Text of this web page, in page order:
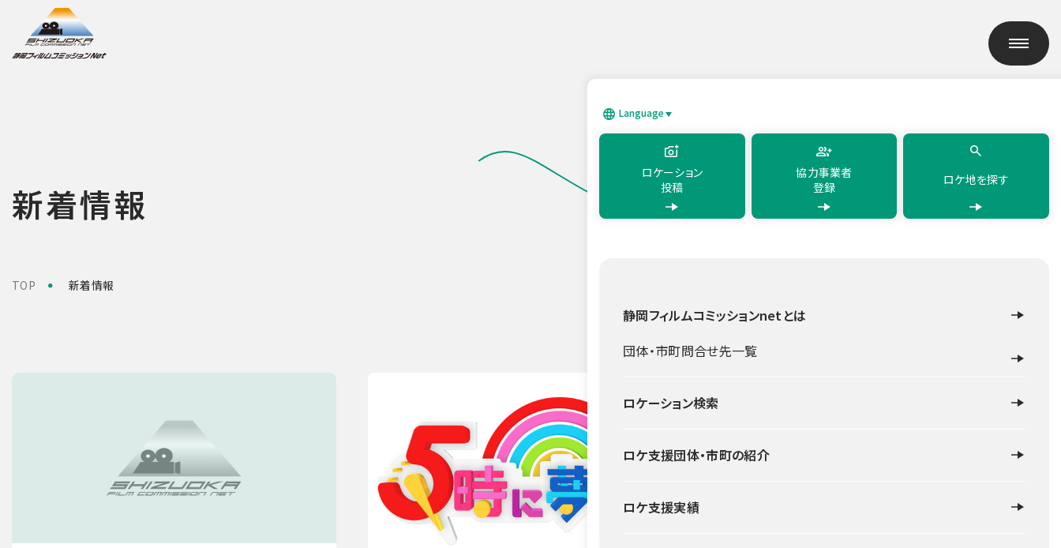
Language
简体中文 แบบไทย
ロケーション
投稿
協力事業者
登録
ロケ地を探す
静岡フィルムコミッションnetとは
団体・市町問合せ先一覧
ロケーション検索
ロケ支援団体・市町の紹介
ロケ支援実績
新着情報
TOP 新着情報